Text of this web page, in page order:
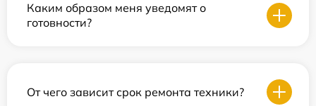
Каким образом меня уведомят о
готовности?
От чего зависит срок ремонта техники?